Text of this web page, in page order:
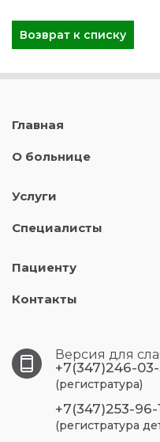
Возврат к списку
Главная
О больнице
Услуги
Специалисты
Пациенту
Контакты
Версия для
+7(347)246-
(регистратура)
+7(347)253-96-
(регистратура